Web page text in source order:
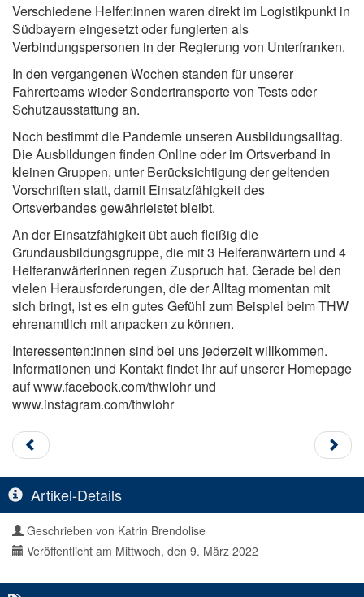
Verschiedene Helfer:innen waren direkt im Logistikpunkt in
Südbayern eingesetzt oder fungierten als
Verbindungspersonen in der Regierung von Unterfranken.
In den vergangenen Wochen standen für unserer
Fahrerteams wieder Sondertransporte von Tests oder
Schutzausstattung an.
Noch bestimmt die Pandemie unseren Ausbildungsalltag.
Die Ausbildungen finden Online oder im Ortsverband in
kleinen Gruppen, unter Berücksichtigung der geltenden
Vorschriften statt, damit Einsatzfähigkeit des
Ortsverbandes gewährleistet bleibt.
An der Einsatzfähigkeit übt auch fleißig die
Grundausbildungsgruppe, die mit 3 Helferanwärtern und 4
Helferanwärterinnen regen Zuspruch hat. Gerade bei den
vielen Herausforderungen, die der Alltag momentan mit
sich bringt, ist es ein gutes Gefühl zum Beispiel beim THW
ehrenamtlich mit anpacken zu können.
Interessenten:innen sind bei uns jederzeit willkommen.
Informationen und Kontakt findet Ihr auf unserer Homepage
auf www.facebook.com/thwlohr und
www.instagram.com/thwlohr
Artikel-Details
Geschrieben von Katrin Brendolise
Veröffentlicht am Mittwoch, den 9. März 2022